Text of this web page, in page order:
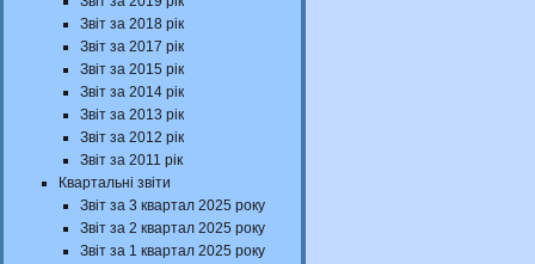
Звіт за 2018 рік
Звіт за 2017 рік
Звіт за 2015 рік
Звіт за 2014 рік
Звіт за 2013 рік
Звіт за 2012 рік
Звіт за 2011 рік
Квартальні звіти
Звіт за 3 квартал 2025 року
Звіт за 2 квартал 2025 року
Звіт за 1 квартал 2025 року